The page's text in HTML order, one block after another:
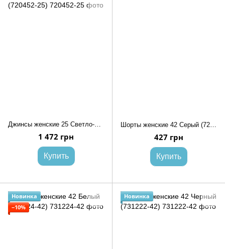
Джинсы женские 25 Светло-синий REAL FOCUS (720452-25)
1 472 грн
Купить
Шорты женские 42 Серый (725092-42)
427 грн
Купить
Новинка
−10%
Новинка